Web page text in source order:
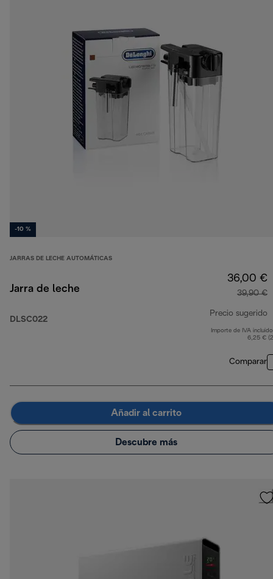
-10 %
JARRAS DE LECHE AUTOMÁTICAS
Jarra de leche
DLSC022
36,00 €
39,90 €
Precio sugerido
Importe de IVA
6,25 €
Comparar
Añadir al carrito
Descubre más